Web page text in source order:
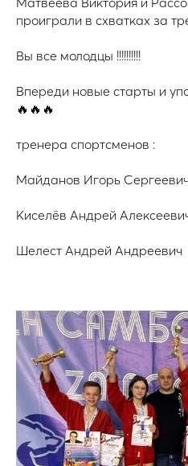
проиграли в схватках за
Вы все молодцы !!!!!!!!!!
Впереди новые старты и
🔥🔥🔥
тренера спортсменов :
Майданов Игорь
Киселёв Андрей
Шелест Андрей Андреевич